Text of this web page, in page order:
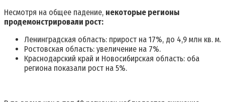
Несмотря на общее падение, некоторые регионы
продемонстрировали рост:
Ленинградская область: прирост на 17%, до 4,9 млн кв. м.
Ростовская область: увеличение на 7%.
Краснодарский край и Новосибирская область: оба
региона показали рост на 5%.